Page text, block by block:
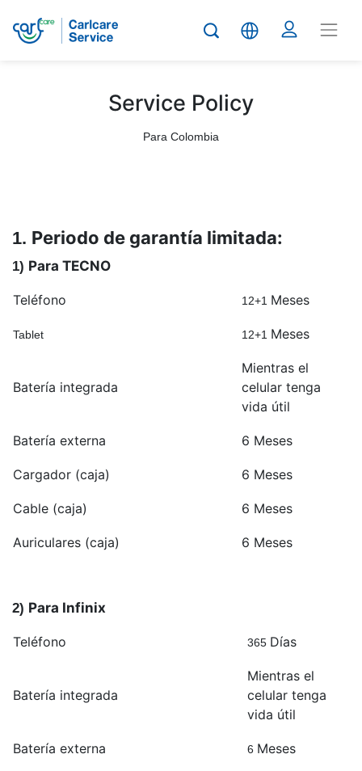
Service Policy
Para Colombia
1. Periodo de garantía limitada:
1) Para TECNO
Teléfono 12+1 Meses
Tablet 12+1 Meses
Batería integrada
Mientras el
celular tenga
vida útil
Batería externa 6 Meses
Cargador (caja) 6 Meses
Cable (caja) 6 Meses
Auriculares (caja) 6 Meses
2) Para Infinix
Teléfono 365 Días
Batería integrada
Mientras el
celular tenga
vida útil
Batería externa 6 Meses